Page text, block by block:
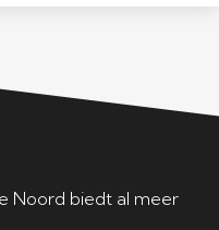
Noord biedt al meer